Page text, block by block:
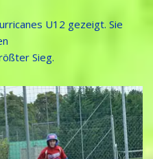
U12 gezeigt. Sie
Sieg.